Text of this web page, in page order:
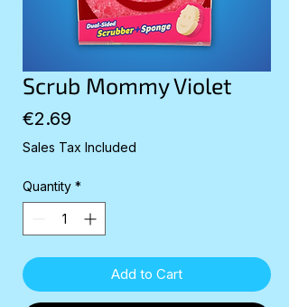
Scrub Mommy Violet
€2.69
Sales Tax Included
Quantity *
Add to Cart